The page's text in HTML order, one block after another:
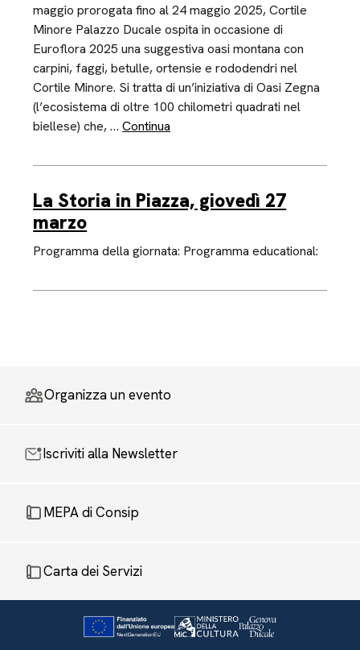
maggio prorogata fino al 24 maggio 2025, Cortile
Minore Palazzo Ducale ospita in occasione di
Euroflora 2025 una suggestiva oasi montana con
carpini, faggi, betulle, ortensie e rododendri nel
Cortile Minore. Si tratta di un’iniziativa di Oasi Zegna
(l’ecosistema di oltre 100 chilometri quadrati nel
biellese) che, …Continua
La Storia in Piazza, giovedì 27
marzo
Programma della giornata: Programma educational:
Organizza un evento
Iscriviti alla Newsletter
MEPA di Consip
Carta dei Servizi